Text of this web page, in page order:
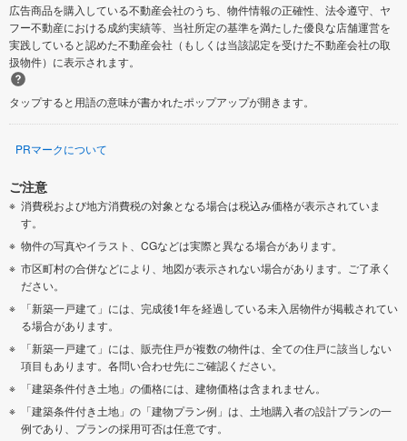
広告商品を購入している不動産会社のうち、物件情報の正確性、法令遵守、ヤ
フー不動産における成約実績等、当社所定の基準を満たした優良な店舗運営を
実践していると認めた不動産会社（もしくは当該認定を受けた不動産会社の取
扱物件）に表示されます。
タップすると用語の意味が書かれたポップアップが開きます。
PRマークについて
ご注意
消費税および地方消費税の対象となる場合は税込み価格が表示されていま
す。
物件の写真やイラスト、CGなどは実際と異なる場合があります。
市区町村の合併などにより、地図が表示されない場合があります。ご了承く
ださい。
「新築一戸建て」には、完成後1年を経過している未入居物件が掲載されてい
る場合があります。
「新築一戸建て」には、販売住戸が複数の物件は、全ての住戸に該当しない
項目もあります。各問い合わせ先にご確認ください。
「建築条件付き土地」の価格には、建物価格は含まれません。
「建築条件付き土地」の「建物プラン例」は、土地購入者の設計プランの一
例であり、プランの採用可否は任意です。